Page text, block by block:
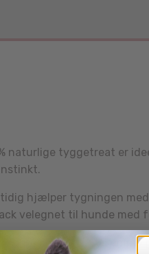
naturlige tyggetreat er
hjælper tygningen
velegnet til hunde med
lindre kløende og ømme